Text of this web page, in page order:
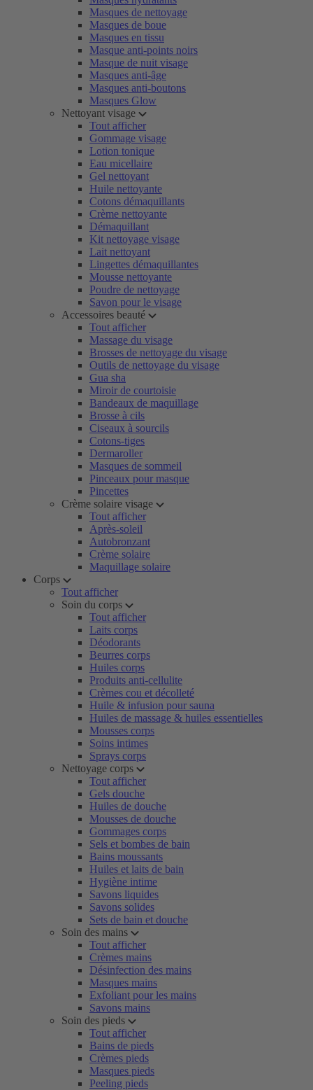
Masques de nettoyage
Masques de boue
Masques en tissu
Masque anti-points noirs
Masque de nuit visage
Masques anti-âge
Masques anti-boutons
Masques Glow
Nettoyant visage
Tout afficher
Gommage visage
Lotion tonique
Eau micellaire
Gel nettoyant
Huile nettoyante
Cotons démaquillants
Crème nettoyante
Démaquillant
Kit nettoyage visage
Lait nettoyant
Lingettes démaquillantes
Mousse nettoyante
Poudre de nettoyage
Savon pour le visage
Accessoires beauté
Tout afficher
Massage du visage
Brosses de nettoyage du visage
Outils de nettoyage du visage
Gua sha
Miroir de courtoisie
Bandeaux de maquillage
Brosse à cils
Ciseaux à sourcils
Cotons-tiges
Dermaroller
Masques de sommeil
Pinceaux pour masque
Pincettes
Crème solaire visage
Tout afficher
Après-soleil
Autobronzant
Crème solaire
Maquillage solaire
Corps
Tout afficher
Soin du corps
Tout afficher
Laits corps
Déodorants
Beurres corps
Huiles corps
Produits anti-cellulite
Crèmes cou et décolleté
Huile & infusion pour sauna
Huiles de massage & huiles essentielles
Mousses corps
Soins intimes
Sprays corps
Nettoyage corps
Tout afficher
Gels douche
Huiles de douche
Mousses de douche
Gommages corps
Sels et bombes de bain
Bains moussants
Huiles et laits de bain
Hygiène intime
Savons liquides
Savons solides
Sets de bain et douche
Soin des mains
Tout afficher
Crèmes mains
Désinfection des mains
Masques mains
Exfoliant pour les mains
Savons mains
Soin des pieds
Tout afficher
Bains de pieds
Crèmes pieds
Masques pieds
Peeling pieds